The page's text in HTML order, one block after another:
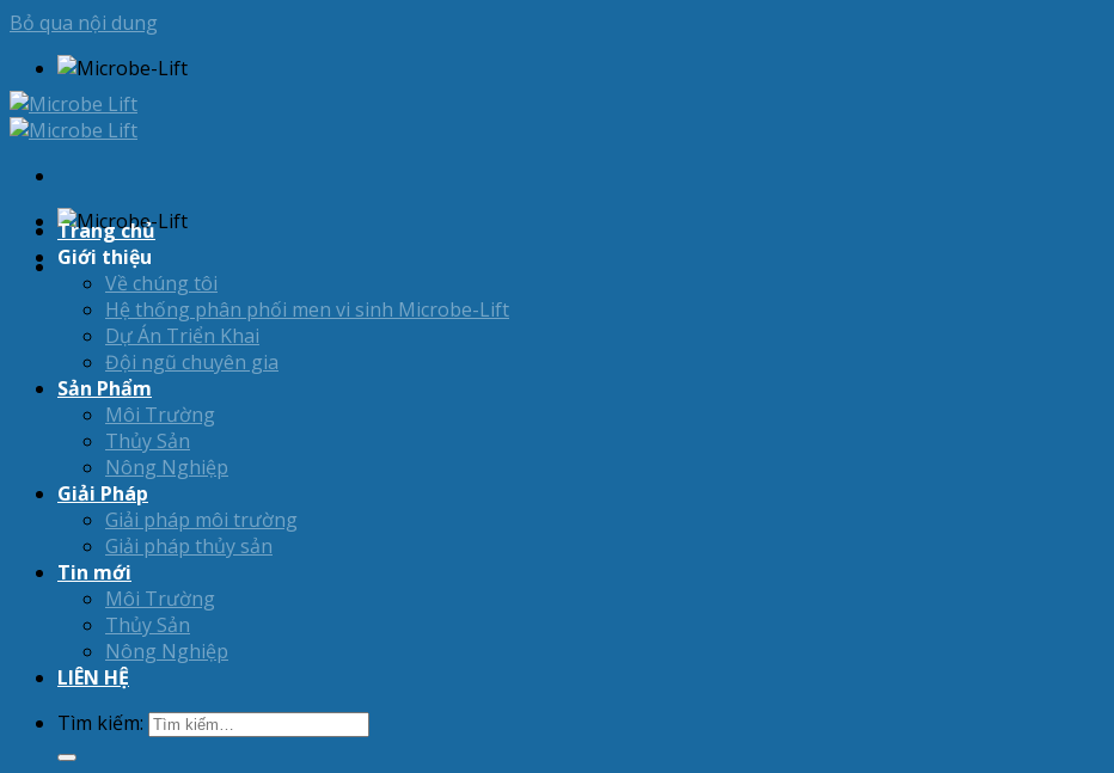
Bỏ qua nội dung
Trang chủ
Giới thiệu
Về chúng tôi
Hệ thống phân phối men vi sinh Microbe-Lift
Dự Án Triển Khai
Đội ngũ chuyên gia
Sản Phẩm
Môi Trường
Thủy Sản
Nông Nghiệp
Giải Pháp
Giải pháp môi trường
Giải pháp thủy sản
Tin mới
Môi Trường
Thủy Sản
Nông Nghiệp
LIÊN HỆ
Tìm kiếm: